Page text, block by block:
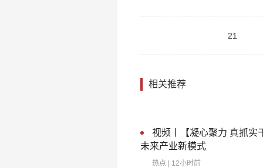
21
相关推荐
视频丨【凝心聚力 真抓实
未来产业新模式
热点 | 12小时前